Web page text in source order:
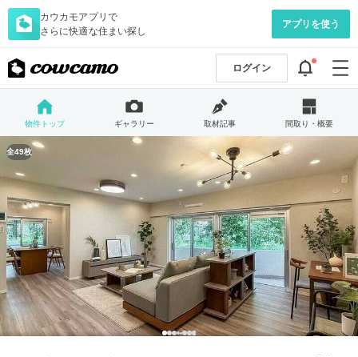
カウカモアプリで
さらに快適な住まい探し
アプリを使う
ログイン
物件トップ ギャラリー 取材記事 間取り・概要
全49枚